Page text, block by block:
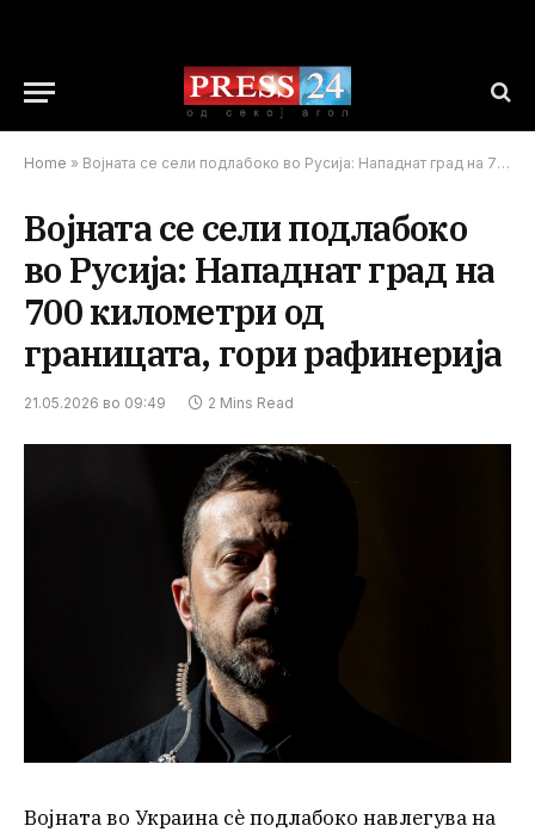
Home » Војната се сели подлабоко во Русија: Нападнат град на 700 километри од границата, гори рафинерија
Војната се сели подлабоко
во Русија: Нападнат град на
700 километри од
границата, гори рафинерија
21.05.2026 во 09:49 2 Mins Read
Војната во Украина сè подлабоко навлегува на